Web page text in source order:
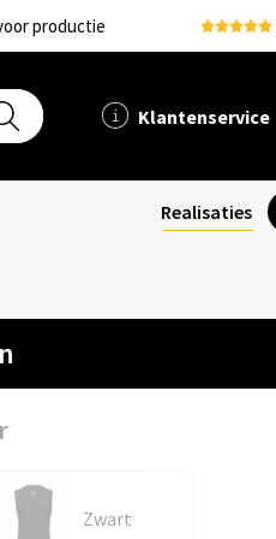
productie
Klantenservice
Realisaties
Zwart